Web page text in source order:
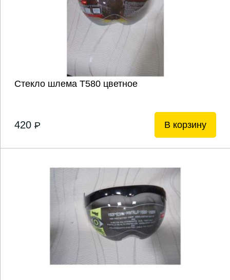
Стекло шлема Т580 цветное
420 P В корзину